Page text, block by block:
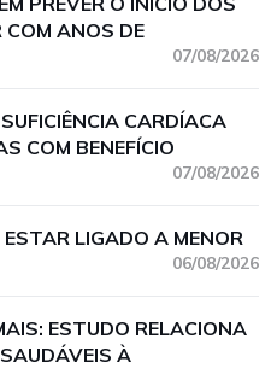
COM ANOS DE
07/08/2026
CARDÍACA
COM BENEFÍCIO
07/08/2026
LIGADO A MENOR
06/08/2026
ESTUDO RELACIONA
À